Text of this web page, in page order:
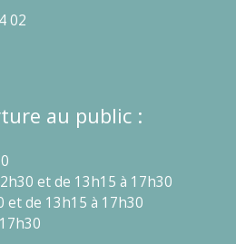
02
au public :
et de 13h15 à 17h30
et de 13h15 à 17h30